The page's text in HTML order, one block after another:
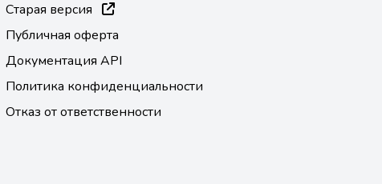
Старая версия
Публичная оферта
Документация API
Политика конфиденциальности
Отказ от ответственности